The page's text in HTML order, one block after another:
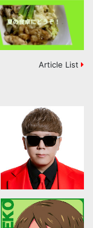
Article List